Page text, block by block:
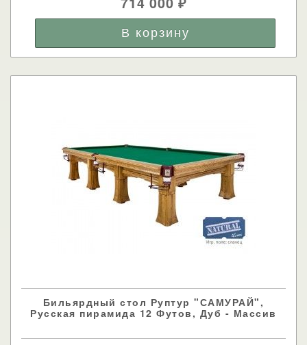
₽
Бильярдный стол Руптур "САМУРАЙ",
Русская пирамида 12 Футов, Дуб - Массив